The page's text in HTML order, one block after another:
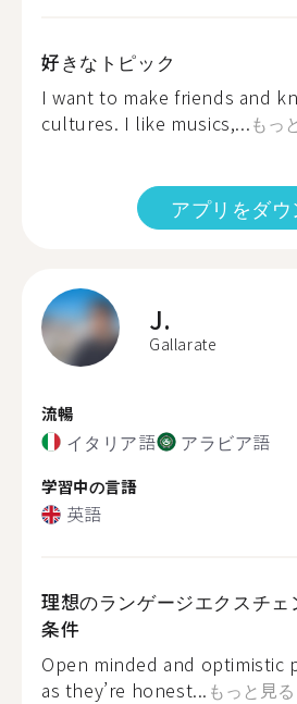
好きなトピック
I want to make friends and
cultures. I like musics,...もっ
アプリをダ
J.
Gallarate
流暢
イタリア語 アラビア語
学習中の言語
英語
理想のランゲージエクスチ
条件
Open minded and optimistic
as they’re honest... もっと見る